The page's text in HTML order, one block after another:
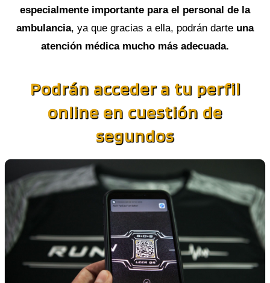
especialmente importante para el personal de la
ambulancia, ya que gracias a ella, podrán darte una
atención médica mucho más adecuada.
Podrán acceder a tu perfil
online en cuestión de
segundos